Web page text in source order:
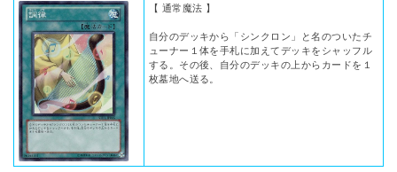
【 通常魔法 】
自分のデッキから「シンクロン」と名のついたチ
ューナー１体を手札に加えてデッキをシャッフル
する。その後、自分のデッキの上からカードを１
枚墓地へ送る。